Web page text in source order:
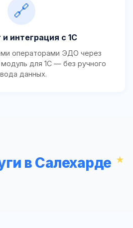
🔗
интеграция с 1С
операторами ЭДО через
для 1С — без ручного
данных.
в Салехарде